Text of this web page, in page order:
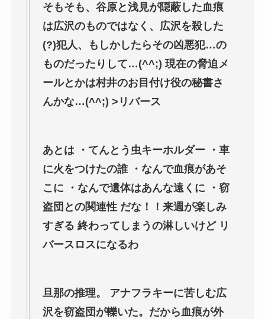
そもそも、谷原と浅見が隠蔽した血痕
は広沢のものではなく、広沢を殺した
(?)犯人、もしかしたらその凶悪犯…の
ものだったりして…(^^;) 現在の脅迫メ
ールとかは村井のお目付け役の秘書さ
んかな…(^^;) >リバース
あとは ・てんとう虫キーホルダー ・車
に火をつけたの誰 ・なんで血痕があそ
こに ・なんで遺体はあんな遠くに ・窃
盗団との関連性 だな！！来週が楽しみ
すぎる 終わってしまうの淋しいけど リ
バースロスになるわ
旦那の推理。 アナフラキーに苦しむ広
沢を窃盗団が轢いた。だから血痕が外